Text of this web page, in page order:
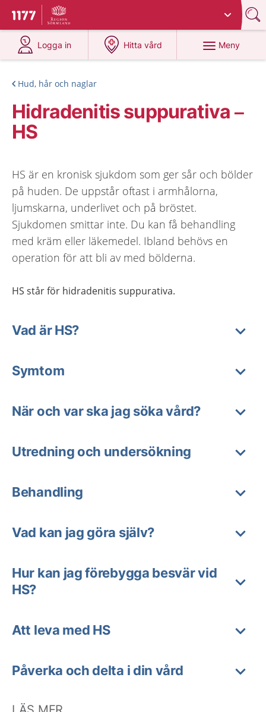
Till startsidan för 1177
Du har valt region
Logga in
på 1177.se
Hitta vård
på 1177.se
Meny
Hud, hår och naglar
Hidradenitis suppurativa –
HS
HS är en kronisk sjukdom som ger sår och bölder
på huden. De uppstår oftast i armhålorna,
ljumskarna, underlivet och på bröstet.
Sjukdomen smittar inte. Du kan få behandling
med kräm eller läkemedel. Ibland behövs en
operation för att bli av med bölderna.
HS står för hidradenitis suppurativa.
Vad är HS?
Symtom
När och var ska jag söka vård?
Utredning och undersökning
Behandling
Vad kan jag göra själv?
Hur kan jag förebygga besvär vid
HS?
Att leva med HS
Påverka och delta i din vård